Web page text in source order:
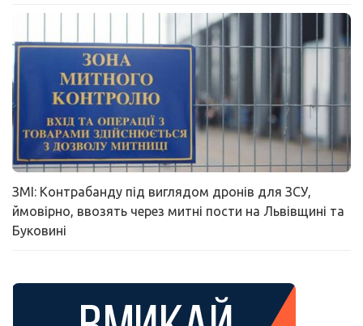
ЗМІ: Контрабанду під виглядом дронів для ЗСУ,
ймовірно, ввозять через митні пости на Львівщині та
Буковині